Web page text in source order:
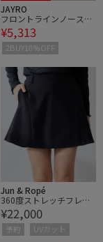
JAYRO
フロントラインノースリ
ワンピース
¥5,313
2BUY10%OFF
Jun & Ropé
360度ストレッチフレア
スカート/UV・吸水速乾
¥22,000
予約 UVカット